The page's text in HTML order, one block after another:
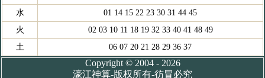
水
01 14 15 22 23 30 31 44 45
火
02 03 10 11 18 19 32 33 40 41 48 49
土
06 07 20 21 28 29 36 37
Copyright © 2004 - 2026
濠江神算-版权所有-彷冒必究